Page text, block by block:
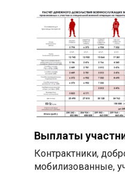
Выплаты
Контрактники,
мобилизованные,